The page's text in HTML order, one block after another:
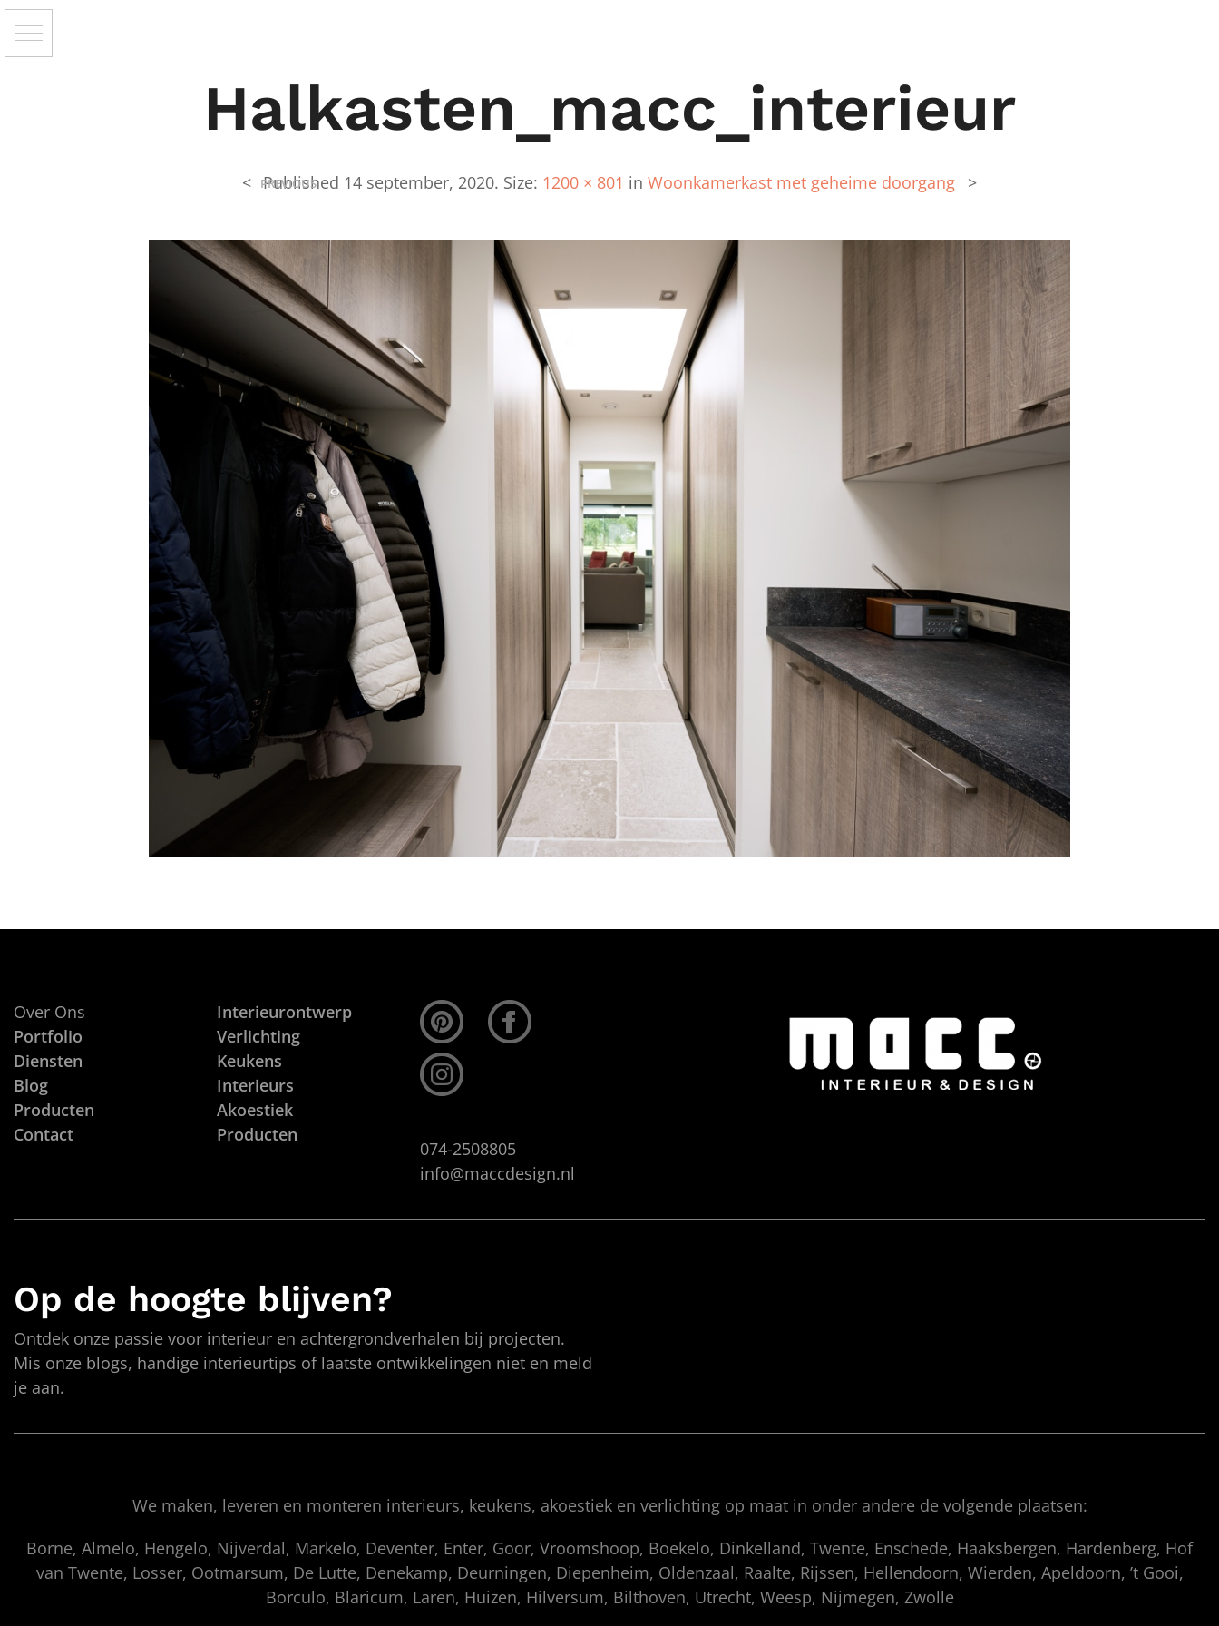
Halkasten_macc_interieur
Published 14 september, 2020. Size: 1200 × 801 inWoonkamerkast met geheime doorgang
< PREVIOUS >
Over Ons
Portfolio
Diensten
Blog
Producten
Contact
Interieurontwerp
Verlichting
Keukens
Interieurs
Akoestiek
Producten
074-2508805
info@maccdesign.nl
Op de hoogte blijven?
Ontdek onze passie voor interieur en achtergrondverhalen bij projecten.
Mis onze blogs, handige interieurtips of laatste ontwikkelingen niet en meld
je aan.
We maken, leveren en monteren interieurs, keukens, akoestiek en verlichting op maat in onder andere de volgende plaatsen:
Borne, Almelo, Hengelo, Nijverdal, Markelo, Deventer, Enter, Goor, Vroomshoop, Boekelo, Dinkelland, Twente, Enschede, Haaksbergen, Hardenberg, Hof
van Twente, Losser, Ootmarsum, De Lutte, Denekamp, Deurningen, Diepenheim, Oldenzaal, Raalte, Rijssen, Hellendoorn, Wierden, Apeldoorn, ’t Gooi,
Borculo, Blaricum, Laren, Huizen, Hilversum, Bilthoven, Utrecht, Weesp, Nijmegen, Zwolle